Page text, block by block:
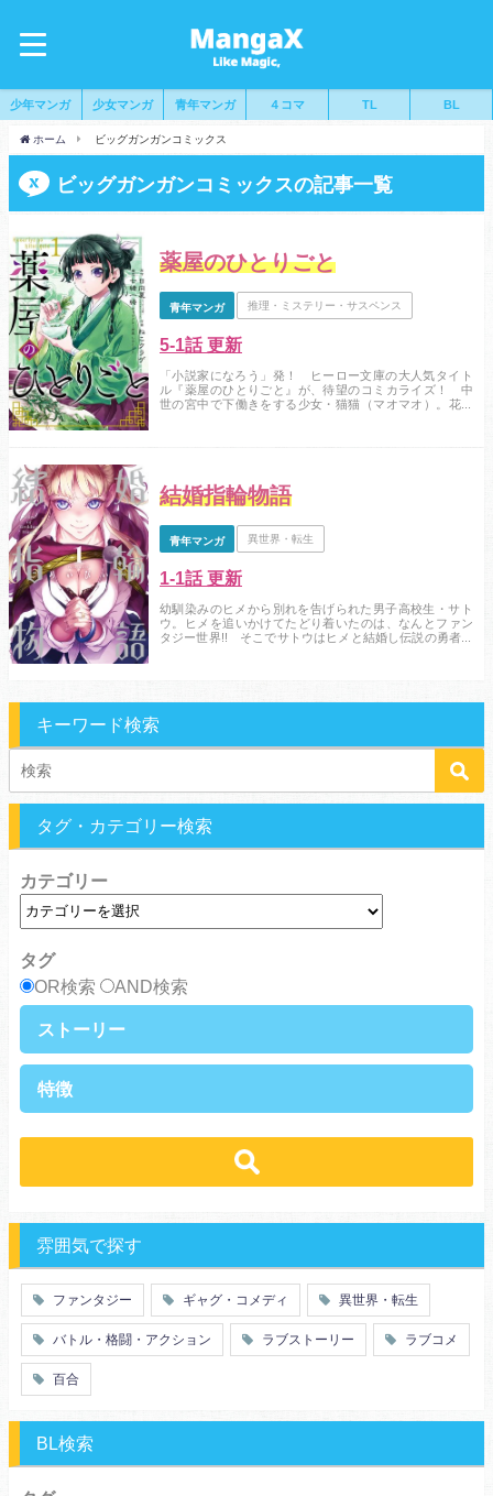
少年マンガ 少女マンガ 青年マンガ ４コマ TL BL
ホーム ビッグガンガンコミックス
ビッグガンガンコミックスの記事一覧
薬屋のひとりごと
青年マンガ 推理・ミステリー・サスペンス
5-1話 更新
「小説家になろう」発！ ヒーロー文庫の大人気タイト
ル『薬屋のひとりごと』が、待望のコミカライズ！ 中
世の宮中で下働きをする少女・猫猫（マオマオ）。花街
結婚指輪物語
青年マンガ 異世界・転生
1-1話 更新
幼馴染みのヒメから別れを告げられた男子高校生・サト
ウ。ヒメを追いかけてたどり着いたのは、なんとファン
タジー世界!! そこでサトウはヒメと結婚し伝説の勇者・
キーワード検索
タグ・カテゴリー検索
カテゴリー
タグ
OR検索
AND検索
ストーリー
ラブストーリー
歴史・時代劇
特徴
職業
働く女子
特殊能力
百合
ドロ沼
萌え系
青春
仲間
幼なじみ
オタク
動物
ツンデレ
アラサー
スピンオフ・外伝
ヤンキー・極道
癒し系
雰囲気で探す
ファンタジー ギャグ・コメディ 異世界・転生
バトル・格闘・アクション ラブストーリー ラブコメ
百合
BL検索